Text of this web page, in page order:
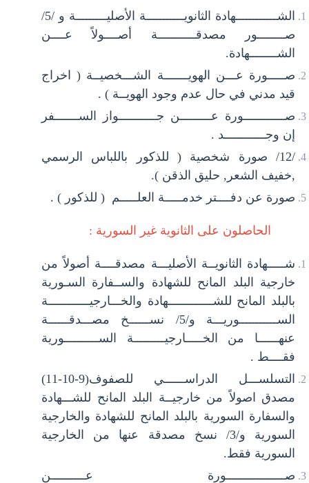
الشــــــــــــهادة الثانويـــــــــــة الأصليـــــــــة و /5/
صــــــــور مصدقـــــــــــة أصــــولاً عــــن
الشــــــــهادة.
صـــــورة عـــن الهويـــــــة الشـــخصيــة ( اخراج
قيد مدني في حال عدم وجود الهويــة ) .
صــــــــــــورة عـــــــــن جـــــــــــواز الســـــــفر
إن وجــــــــــــد .
/12/ صورة شخصية ( للذكور باللباس الرسمي
,خفيف الشعر, حليق الذقن ).
صورة عن دفــــتر خدمـــــة العلـــــم ( للذكور ) .
الحاصلون على الثانوية غير السورية :
شـــــهادة الثانويــة الأصليـــة مصدقــــة أصولاً من
خارجية البلد المانح للشهادة والســفارة السـورية
بالبلد المانح للشـــــــــــــهادة والخـــارجيــــــــــــة
الســـــــــــوريـــة و/5/ نســــــخ مصـــدقــــــة
عنهــــــا من الخـــــارجيـــــــــة الســــــــــورية
فقــــط .
التسلســـل الدراســــــي للصفوف(9-10-11)
مصدق اصولاً من خارجيــة البلد المانح للشـــهادة
والسفارة السورية بالبلد المانح للشهادة والخارجية
السورية و/3/ نسخ مصدقة عنها من الخارجية
السورية فقط.
صـــــــــــــــــورة عــــــــــن